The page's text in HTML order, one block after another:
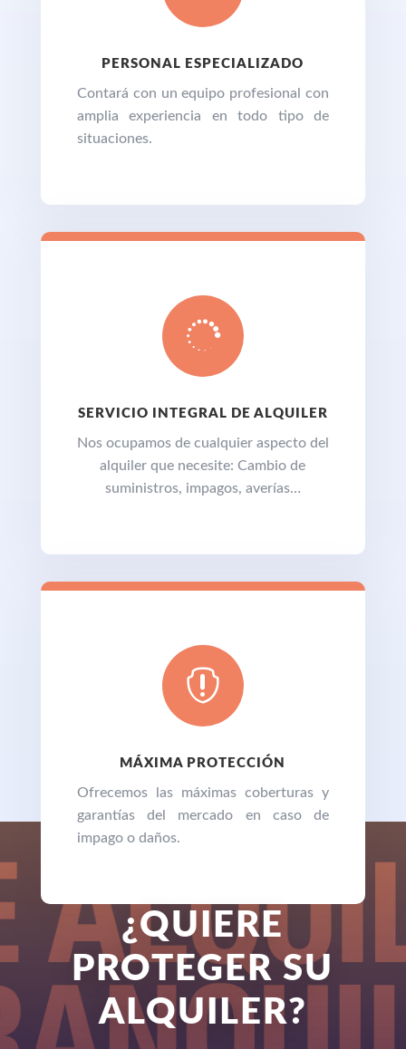
PERSONAL ESPECIALIZADO
Contará con un equipo profesional con
amplia experiencia en todo tipo de
situaciones.

SERVICIO INTEGRAL DE ALQUILER
Nos ocupamos de cualquier aspecto del
alquiler que necesite: Cambio de
suministros, impagos, averías…

MÁXIMA PROTECCIÓN
Ofrecemos las máximas coberturas y
garantías del mercado en caso de
impago o daños.
¿QUIERE
PROTEGER SU
ALQUILER?